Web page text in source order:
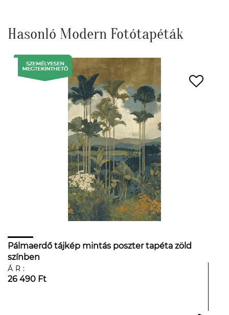
Hasonló Modern Fotótapéták
Pálmaerdő tájkép mintás poszter tapéta zöld
színben
ÁR:
26 490 Ft